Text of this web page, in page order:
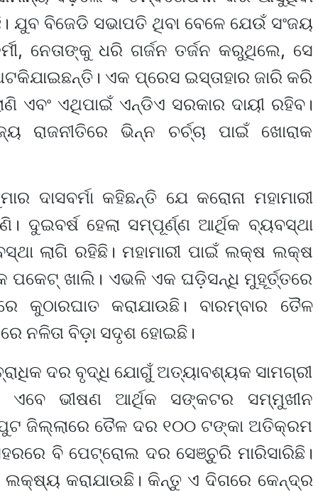
ବିଜେଡି ସଭାପତି ଥିବା ବେଳେ ଯେଉଁ ସଂଜୟ
ନେତାଙ୍କୁ ଧରି ଗର୍ଜନ ତର୍ଜନ କରୁଥିଲେ, ସେ
ଏକ ପ୍ରେସ ଇସ୍ତାହାର ଜାରି କରି
ଏଥିପାଇଁ ଏନ୍‌ଡିଏ ସରକାର ଦାୟୀ ରହିବ।
ଭିନ୍ନ ଚର୍ଚ୍ଚା ପାଇଁ ଖୋରାକ
ଦାସବର୍ମା କହିଛନ୍ତି ଯେ କରୋନା ମହାମାରୀ
ଦୁଇବର୍ଷ ହେଲା ସମ୍ପୂର୍ଣ୍ଣ ଆର୍ଥିକ ବ୍ୟବସ୍ଥା
ଲାଗି ରହିଛି। ମହାମାରୀ ପାଇଁ ଲକ୍ଷ ଲକ୍ଷ
ପକେଟ୍ ଖାଲି। ଏଭଳି ଏକ ଘଡ଼ିସନ୍ଧି ମୁହୂର୍ତ୍ତରେ
କୁଠାରଘାତ କରାଯାଉଛି। ବାରମ୍ବାର ତୈଳ
ନଳିତା ବିଡ଼ା ସଦୃଶ ହୋଇଛି।
ଦର ବୃଦ୍ଧି ଯୋଗୁଁ ଅତ୍ୟାବଶ୍ୟକ ସାମଗ୍ରୀ
ଏବେ ଭୀଷଣ ଆର୍ଥିକ ସଙ୍କଟର ସମ୍ମୁଖୀନ
ଜିଲ୍ଲାରେ ତୈଳ ଦର ୧୦୦ ଟଙ୍କା ଅତିକ୍ରମ
ବି ପେଟ୍ରୋଲ ଦର ସେଞ୍ଚୁରି ମାରିସାରିଛି।
କରାଯାଉଛି। କିନ୍ତୁ ଏ ଦିଗରେ କେନ୍ଦ୍ର